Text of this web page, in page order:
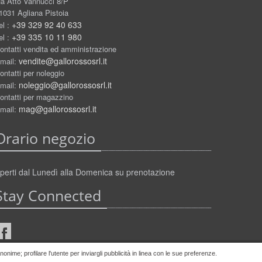
profilare l'utente per inviargli pubblicità in linea con le sue preferenze.
Agliana Pistoia
: +39 329 92 40 633
: +39 335 10 11 980
vendita ed amministrazione
vendite@gallorossosrl.it
per noleggio
noleggio@gallorossosrl.it
per magazzino
mag@gallorossosrl.it
negozio
dal Lunedì alla Domenica su prenotazione
Connected